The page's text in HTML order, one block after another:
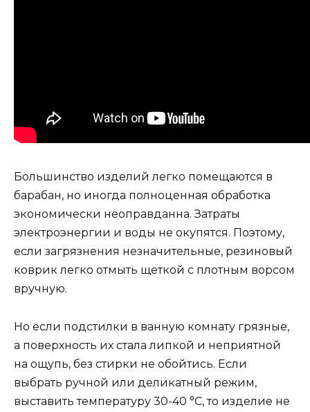
Большинство изделий легко помещаются в
барабан, но иногда полноценная обработка
экономически неоправданна. Затраты
электроэнергии и воды не окупятся. Поэтому,
если загрязнения незначительные, резиновый
коврик легко отмыть щеткой с плотным ворсом
вручную.
Но если подстилки в ванную комнату грязные,
а поверхность их стала липкой и неприятной
на ощупь, без стирки не обойтись. Если
выбрать ручной или деликатный режим,
выставить температуру 30-40 °С, то изделие не